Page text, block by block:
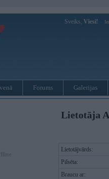
Sveiks, Viesi!
Forums Galerijas
Lietotāja
Lietotājvārds:
Pilsēta:
Braucu ar: